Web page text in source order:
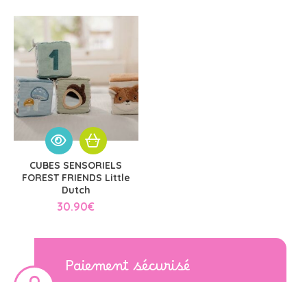
18.90€.11.90€.
CUBES SENSORIELS
FOREST FRIENDS Little
Dutch
30.90€
Paiement sécurisé